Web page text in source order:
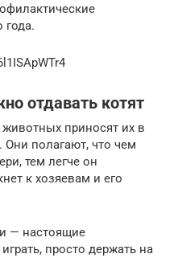
года.
отдавать котят
приносят их в
полагают, что чем
тем легче он
к хозяевам и его
— настоящие
просто держать на